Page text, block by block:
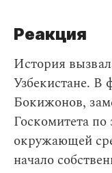
Реакция
История
Узбекистане. В
Бокижонов,
Госкомитета
окружающей
начало